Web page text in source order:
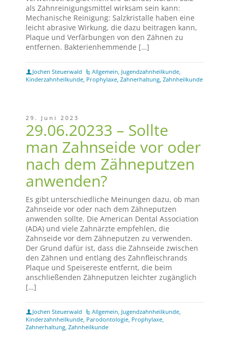
als Zahnreinigungsmittel wirksam sein kann:
Mechanische Reinigung: Salzkristalle haben eine
leicht abrasive Wirkung, die dazu beitragen kann,
Plaque und Verfärbungen von den Zähnen zu
entfernen. Bakterienhemmende […]
Jochen Steuerwald Allgemein, Jugendzahnheilkunde,
Kinderzahnheilkunde, Prophylaxe, Zahnerhaltung, Zahnheilkunde
29. Juni 2023
29.06.20233 – Sollte
man Zahnseide vor oder
nach dem Zähneputzen
anwenden?
Es gibt unterschiedliche Meinungen dazu, ob man
Zahnseide vor oder nach dem Zähneputzen
anwenden sollte. Die American Dental Association
(ADA) und viele Zahnärzte empfehlen, die
Zahnseide vor dem Zähneputzen zu verwenden.
Der Grund dafür ist, dass die Zahnseide zwischen
den Zähnen und entlang des Zahnfleischrands
Plaque und Speisereste entfernt, die beim
anschließenden Zähneputzen leichter zugänglich
[…]
Jochen Steuerwald Allgemein, Jugendzahnheilkunde,
Kinderzahnheilkunde, Parodontologie, Prophylaxe,
Zahnerhaltung, Zahnheilkunde